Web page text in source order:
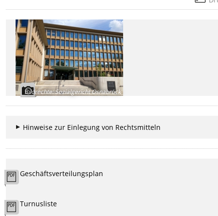
Bildrechte:Sozialgericht Osnabrück
Hinweise zur Einlegung von Rechtsmitteln
Geschäftsverteilungsplan
Turnusliste